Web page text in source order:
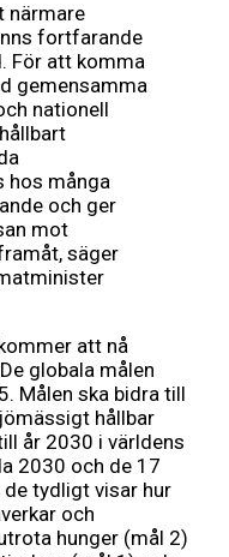
närmare
fortfarande
För att komma
gemensamma
nationell
hos många
och ger
mot
säger
att nå
globala målen
Målen ska bidra till
hållbar
år 2030 i världens
2030 och de 17
tydligt visar hur
och
hunger (mål 2)